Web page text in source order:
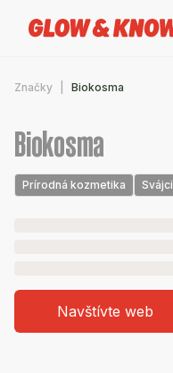
Značky Biokosma
Biokosma
Prírodná kozmetika Svájci
Navštívte web